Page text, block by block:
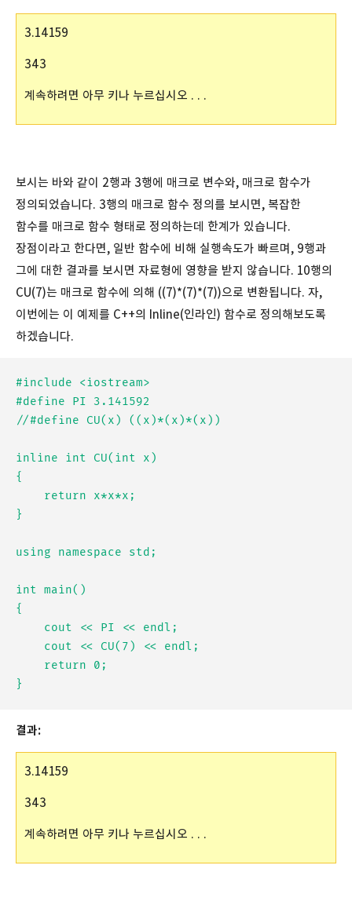
3.14159
343
계속하려면 아무 키나 누르십시오 . . .
보시는 바와 같이 2행과 3행에 매크로 변수와, 매크로 함수가
정의되었습니다. 3행의 매크로 함수 정의를 보시면, 복잡한
함수를 매크로 함수 형태로 정의하는데 한계가 있습니다.
장점이라고 한다면, 일반 함수에 비해 실행속도가 빠르며, 9행과
그에 대한 결과를 보시면 자료형에 영향을 받지 않습니다. 10행의
CU(7)는 매크로 함수에 의해 ((7)*(7)*(7))으로 변환됩니다. 자,
이번에는 이 예제를 C++의 Inline(인라인) 함수로 정의해보도록
하겠습니다.
#include <iostream>
#define PI 3.141592
//#define CU(x) ((x)*(x)*(x))
inline int CU(int x)
{
}
using namespace std;
int main()
{
결과:
3.14159
343
계속하려면 아무 키나 누르십시오 . . .